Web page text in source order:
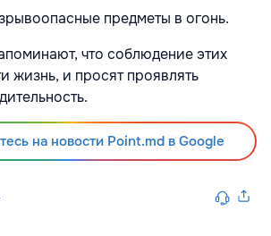
предметы в огонь.
что соблюдение этих
жизнь, и просят проявлять
на новости Point.md в Google